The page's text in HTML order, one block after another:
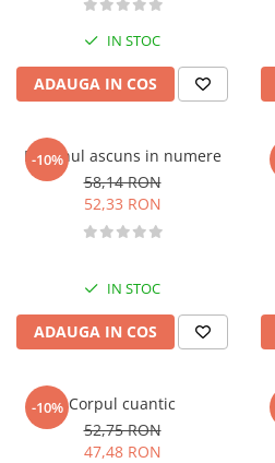
Gastronomie
Alimentatie vegetariana
Arte si tehnici culinare
Bauturi si cocktailuri
Bucatari celebri
Carti de bucate
Conservarea si pastrarea
alimentelor
Ghiduri de calatorie, harti
Animale de companie
Casa, gradina
Hobby
IN STOC
ADAUGA IN COS
-10%
Destinul ascuns in numere
58,14 RON
52,33 RON
IN STOC
ADAUGA IN COS
-10% Corpul cuantic
52,75 RON
47,48 RON